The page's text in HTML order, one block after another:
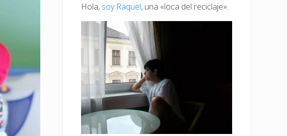
Hola, soy Raquel, una «loca del reciclaje».